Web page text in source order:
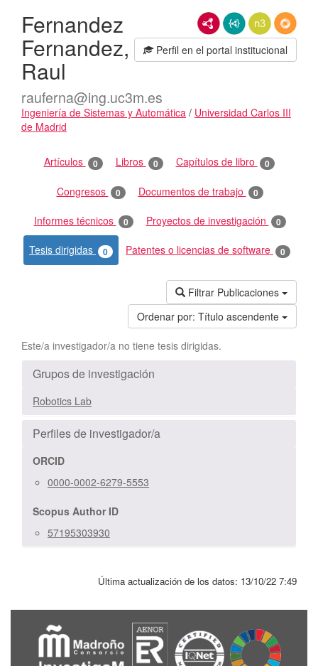
RDF/XMLJSON-LDN3/Turtle
Perfil en el portal institucional
Fernandez
Fernandez,
Raul
rauferna@ing.uc3m.es
Ingeniería de Sistemas y Automática / Universidad Carlos III
de Madrid
Actividades
Artículos 0 Libros 0 Capítulos de libro 0
Congresos 0 Documentos de trabajo 0
Informes técnicos 0 Proyectos de investigación 0
Tesis dirigidas 0 Patentes o licencias de software 0
Filtrar Publicaciones
Ordenar por: Título ascendente
Este/a investigador/a no tiene tesis dirigidas.
Grupos de investigación
Robotics Lab
Perfiles de investigador/a
ORCID
0000-0002-6279-5553
Scopus Author ID
57195303930
Última actualización de los datos: 13/10/22 7:49